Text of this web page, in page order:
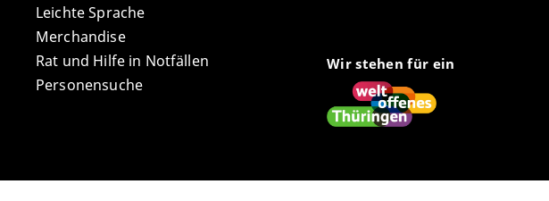
Leichte Sprache
Merchandise
Rat und Hilfe in Notfällen
Personensuche
Wir stehen für ein